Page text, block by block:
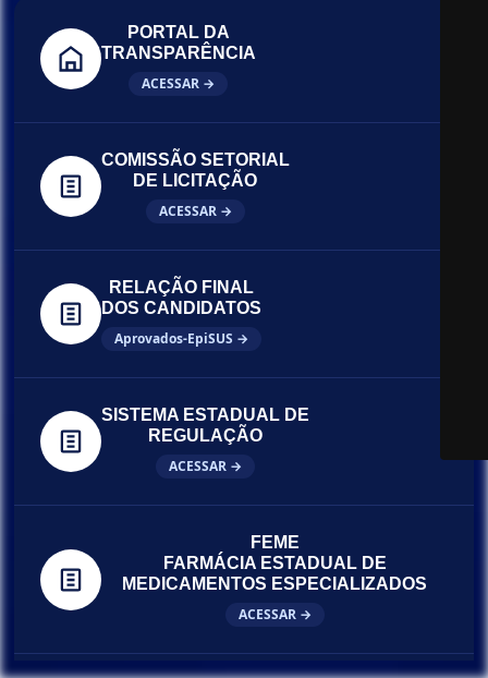
PORTAL DA
TRANSPARÊNCIA
ACESSAR →
COMISSÃO SETORIAL
DE LICITAÇÃO
ACESSAR →
RELAÇÃO FINAL
DOS CANDIDATOS
Aprovados-EpiSUS →
SISTEMA ESTADUAL DE
REGULAÇÃO
ACESSAR →
FEME
FARMÁCIA ESTADUAL DE
MEDICAMENTOS ESPECIALIZADOS
ACESSAR →